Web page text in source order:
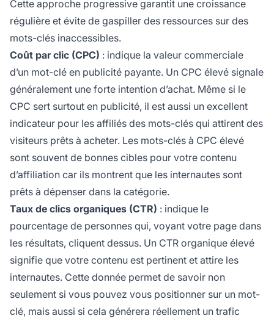
Cette approche progressive garantit une croissance
régulière et évite de gaspiller des ressources sur des
mots-clés inaccessibles.
Coût par clic (CPC) : indique la valeur commerciale
d’un mot-clé en publicité payante. Un CPC élevé signale
généralement une forte intention d’achat. Même si le
CPC sert surtout en publicité, il est aussi un excellent
indicateur pour les affiliés des mots-clés qui attirent des
visiteurs prêts à acheter. Les mots-clés à CPC élevé
sont souvent de bonnes cibles pour votre contenu
d’affiliation car ils montrent que les internautes sont
prêts à dépenser dans la catégorie.
Taux de clics organiques (CTR) : indique le
pourcentage de personnes qui, voyant votre page dans
les résultats, cliquent dessus. Un CTR organique élevé
signifie que votre contenu est pertinent et attire les
internautes. Cette donnée permet de savoir non
seulement si vous pouvez vous positionner sur un mot-
clé, mais aussi si cela générera réellement un trafic